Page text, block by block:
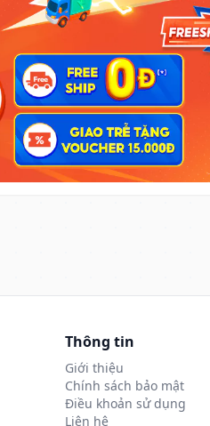
Thông tin
Giới thiệu
Chính sách bảo mật
Điều khoản sử dụng
Liên hệ